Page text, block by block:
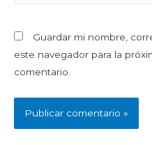
Guardar mi nombre,
este navegador para la
comentario.